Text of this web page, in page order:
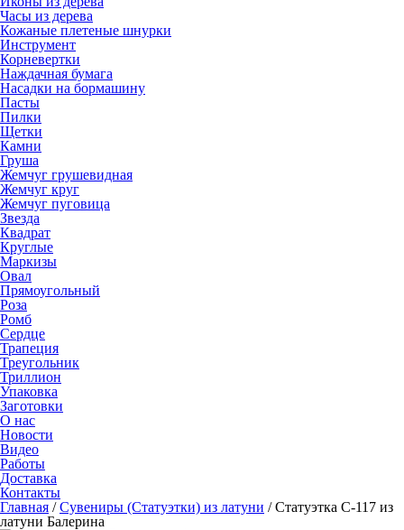
Часы из дерева
Кожаные плетеные шнурки
Инструмент
Корневертки
Наждачная бумага
Насадки на бормашину
Пасты
Пилки
Щетки
Камни
Груша
Жемчуг грушевидная
Жемчуг круг
Жемчуг пуговица
Звезда
Квадрат
Круглые
Маркизы
Овал
Прямоугольный
Роза
Ромб
Сердце
Трапеция
Треугольник
Триллион
Упаковка
Заготовки
О нас
Новости
Видео
Работы
Доставка
Контакты
Главная /Сувениры (Статуэтки) из латуни /Статуэтка С-117 из
латуни Балерина